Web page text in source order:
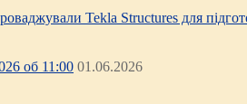
Tekla Structures для
об 11:00 01.06.2026